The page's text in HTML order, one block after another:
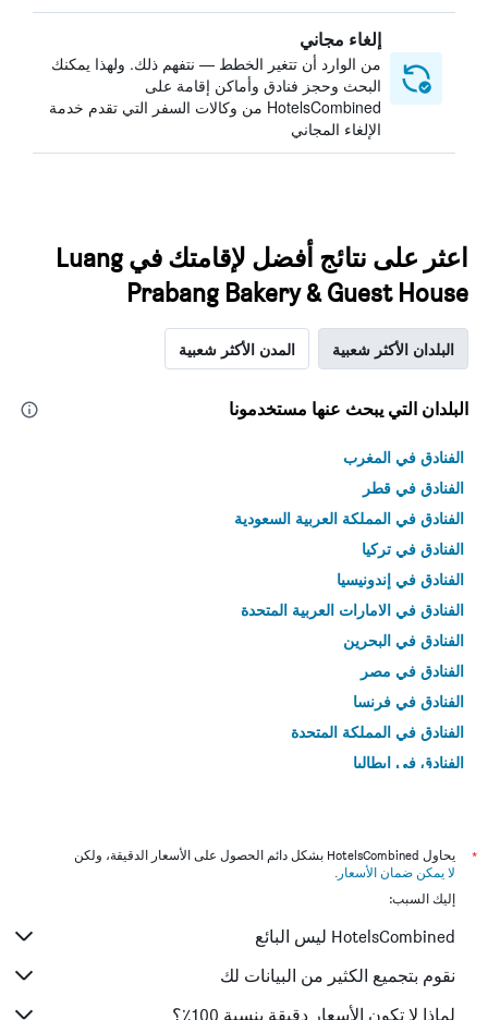
إلغاء مجاني
من الوارد أن تتغير الخطط — نتفهم ذلك. ولهذا يمكنك
البحث وحجز فنادق وأماكن إقامة على
HotelsCombined من وكالات السفر التي تقدم خدمة
الإلغاء المجاني
اعثر على نتائج أفضل لإقامتك في Luang
Prabang Bakery & Guest House
البلدان الأكثر شعبية المدن الأكثر شعبية
البلدان التي يبحث عنها مستخدمونا
الفنادق في المغرب
الفنادق في قطر
الفنادق في المملكة العربية السعودية
الفنادق في تركيا
الفنادق في إندونيسيا
الفنادق في الامارات العربية المتحدة
الفنادق في البحرين
الفنادق في مصر
الفنادق في فرنسا
الفنادق في المملكة المتحدة
الفنادق في إيطاليا
*
يحاول HotelsCombined بشكل دائم الحصول على الأسعار الدقيقة، ولكن
لا يمكن ضمان الأسعار .
إليك السبب:
HotelsCombined ليس البائع
نقوم بتجميع الكثير من البيانات لك
لماذا لا تكون الأسعار دقيقة بنسبة 100٪؟